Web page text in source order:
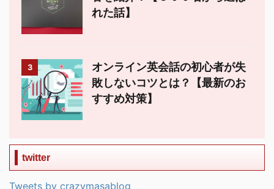
れた話】
3
オンライン英会話の初心者が失
敗しないコツとは？【最新のお
すすめ対策】
twitter
Tweets by crazymasablog